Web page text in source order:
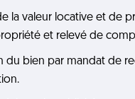
la valeur locative et de
et relevé de
du bien par mandat de